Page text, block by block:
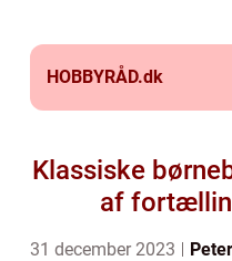
HOBBYRÅD.dk
Klassiske
af
31 december 2023